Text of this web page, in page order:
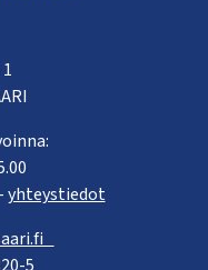
yhteystiedot